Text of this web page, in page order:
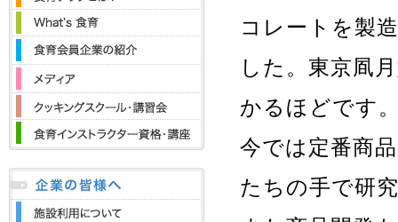
コレートを製
した。東京凮
かるほどです
今では定番商
たちの手で研